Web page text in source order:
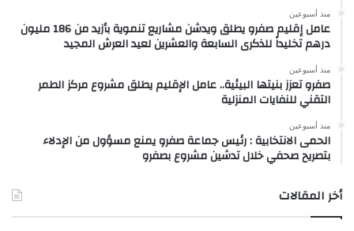
منذ أسبوعين
عامل إقليم صفرو يطلق ويدشن مشاريع تنموية بأزيد من 186 مليون
درهم تخليداً للذكرى السابعة والعشرين لعيد العرش المجيد
منذ أسبوعين
صفرو تعزز بنيتها البيئية.. عامل الإقليم يطلق مشروع مركز الطمر
التقني للنفايات المنزلية
منذ أسبوعين
الحمى الانتخابية : رئيس جماعة صفرو يمنع مسؤول من الإدلاء
بتصريح صحفي خلال تدشين مشروع بصفرو
أخر المقالات